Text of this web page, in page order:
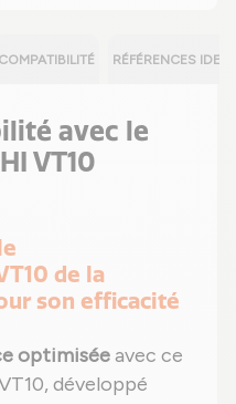
COMPATIBILITÉ RÉFÉRENCES
avec le
VT10
de la
son efficacité
optimiséeavec ce
développé